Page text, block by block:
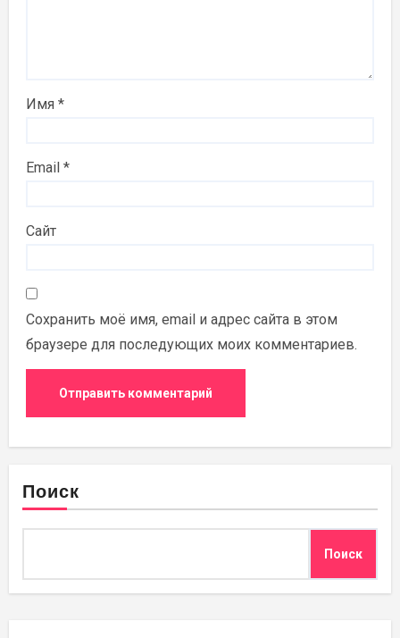
Имя*
Email*
Сайт
Сохранить моё имя, email и адрес сайта в этом
браузере для последующих моих комментариев.
Поиск
Поиск